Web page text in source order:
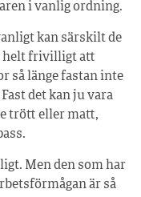
i vanlig ordning.
kan särskilt de
helt frivilligt att
så länge fastan inte
det kan ju vara
trött eller matt,
Men den som har
är så